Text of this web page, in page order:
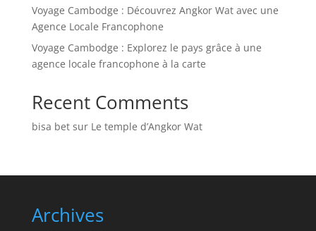
Voyage Cambodge : Découvrez Angkor Wat avec une
Agence Locale Francophone
Voyage Cambodge : Explorez le pays grâce à une
agence locale francophone à la carte
Recent Comments
bisa betsur Le temple d’Angkor Wat
Archives